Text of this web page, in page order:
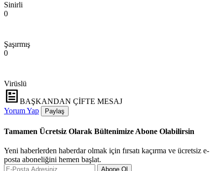
Sinirli
0
Şaşırmış
0
Virüslü
BAŞKANDAN ÇİFTE MESAJ
Yorum Yap
Paylaş
Tamamen Ücretsiz Olarak Bültenimize Abone Olabilirsin
Yeni haberlerden haberdar olmak için fırsatı kaçırma ve ücretsiz e-
posta aboneliğini hemen başlat.
Abone Ol